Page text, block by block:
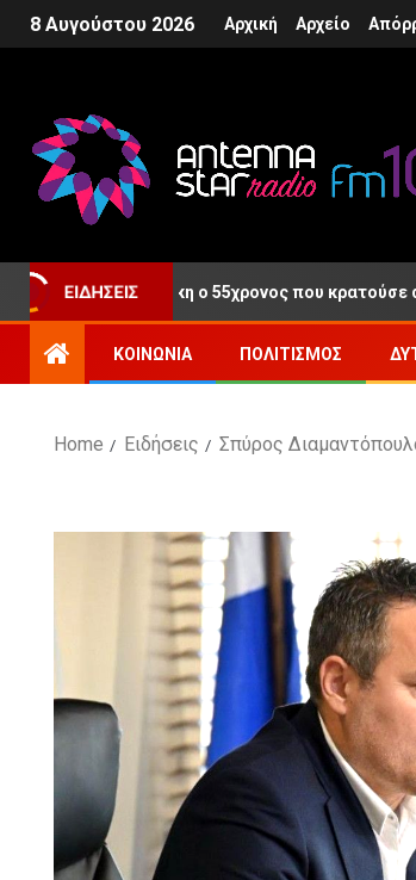
8 Αυγούστου 2026 Αρχική Αρχείο
ΕΙΔΉΣΕΙΣ
μετά τη Δίκη ο 55χρονος που κρατούσε σε
ΚΟΙΝΩΝΊΑ ΠΟΛΙΤΙΣΜΌΣ
Home Ειδήσεις Σπύρος